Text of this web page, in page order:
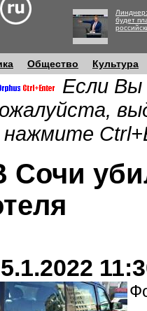
будет
Общество Культура
Если Вы
нажмите
Сочи